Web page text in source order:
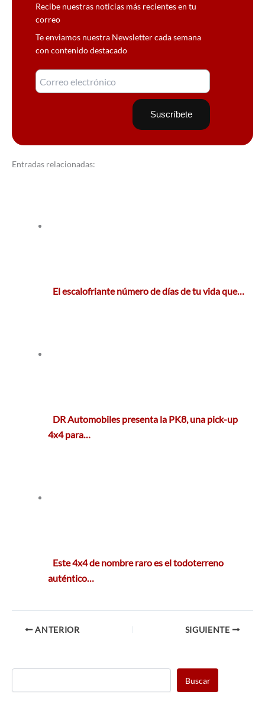
Recibe nuestras noticias más recientes en tu
correo
Te enviamos nuestra Newsletter cada semana
con contenido destacado
Entradas relacionadas:
El escalofriante número de días de tu vida que…
DR Automobiles presenta la PK8, una pick-up
4x4 para…
Este 4x4 de nombre raro es el todoterreno
auténtico…
ANTERIOR SIGUIENTE
Buscar